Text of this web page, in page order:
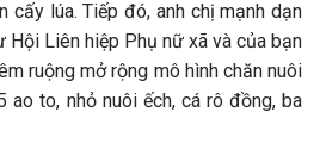
cấy lúa. Tiếp đó, anh chị mạnh dạn
Hội Liên hiệp Phụ nữ xã và của bạn
ruộng mở rộng mô hình chăn nuôi
ao to, nhỏ nuôi ếch, cá rô đồng, ba